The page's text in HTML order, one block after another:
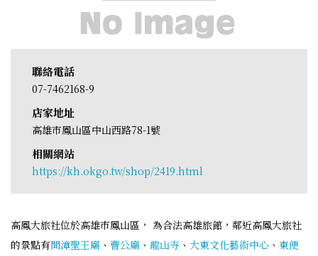
聯絡電話
07-7462168-9
店家地址
高雄市鳳山區中山西路78-1號
相關網站
https://kh.okgo.tw/shop/2419.html
高鳳大旅社位於高雄市鳳山區， 為合法高雄旅館，鄰近高鳳大旅社
的景點有開漳聖王廟 、 曹公廟 、 龍山寺 、 大東文化藝術中心 、 東便